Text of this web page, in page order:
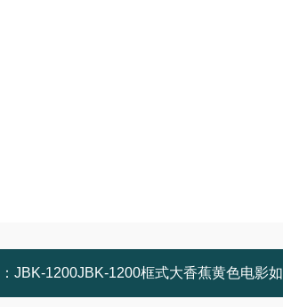
JBK-1200JBK-1200框式大香蕉黄色电影如何选型